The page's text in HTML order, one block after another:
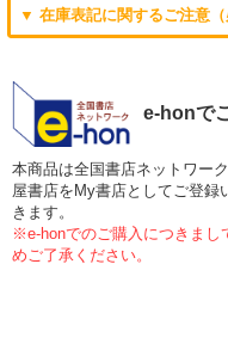
▼ 在庫表記に関するご注意（
e-honで
本商品は全国書店ネットワー
屋書店をMy書店としてご登録
きます。
※e-honでのご購入につきまし
めご了承ください。